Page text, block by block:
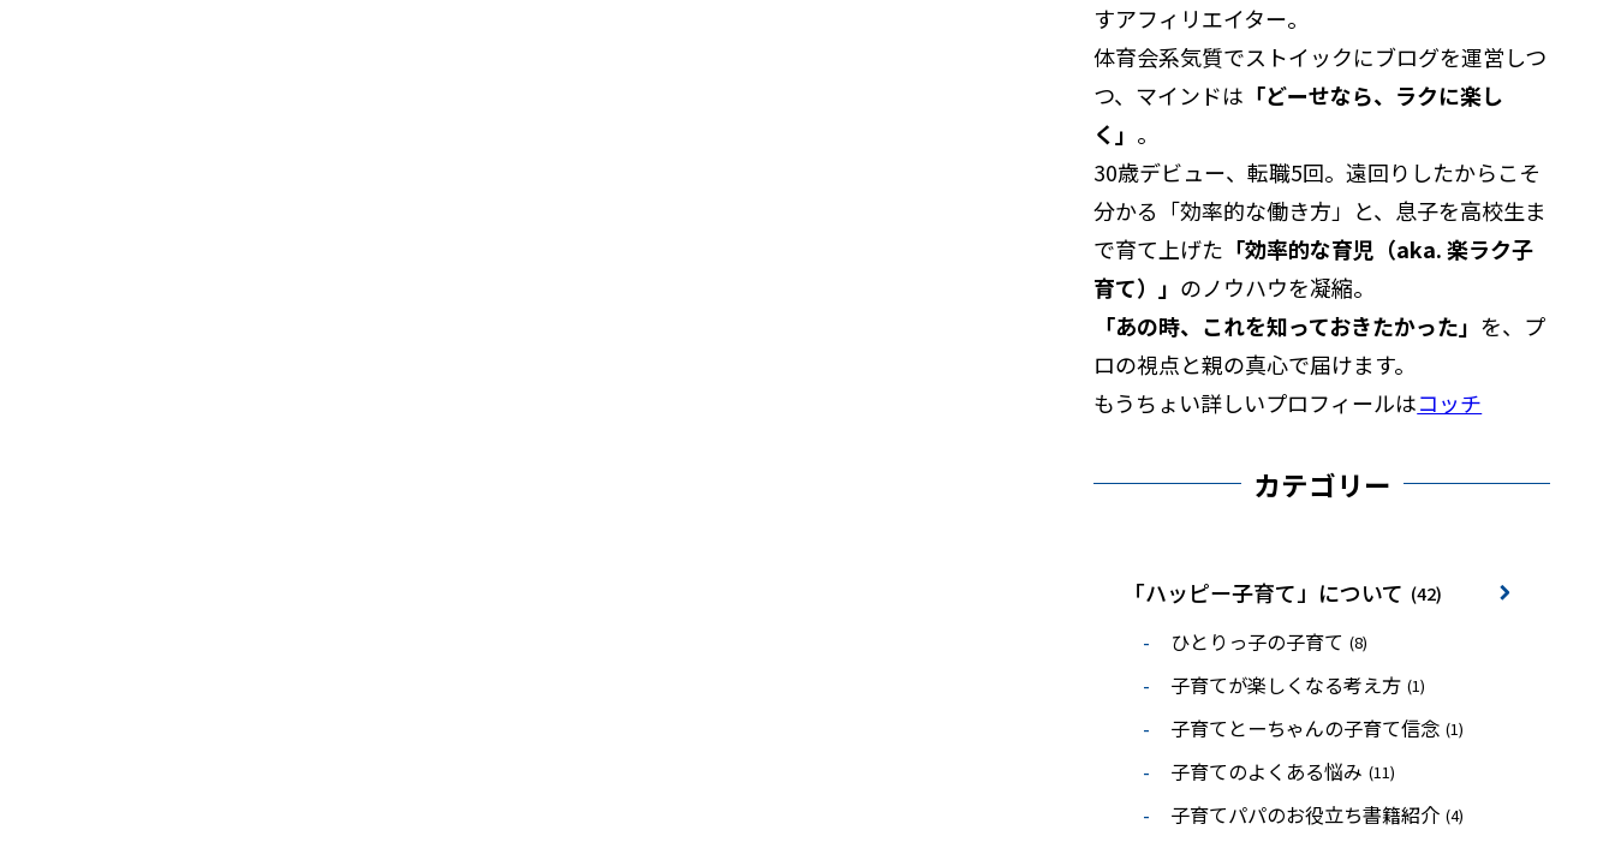
すアフィリエイター。
体育会系気質でストイックにブログを運営しつ
つ、マインドは 「どーせなら、ラクに楽し
く」 。
30歳デビュー、転職5回。遠回りしたからこそ
分かる「効率的な働き方」と、息子を高校生ま
で育て上げた 「効率的な育児（aka. 楽ラク子
育て）」 のノウハウを凝縮。
「あの時、これを知っておきたかった」 を、プ
ロの視点と親の真心で届けます。
もうちょい詳しいプロフィールはコッチ
カテゴリー
「ハッピー子育て」について (42)
ひとりっ子の子育て (8)
子育てが楽しくなる考え方 (1)
子育てとーちゃんの子育て信念 (1)
子育てのよくある悩み (11)
子育てパパのお役立ち書籍紹介 (4)